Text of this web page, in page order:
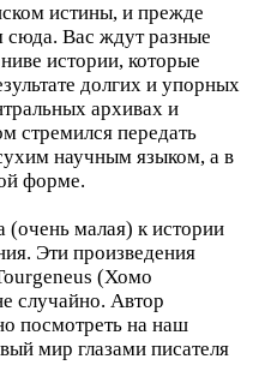
истины, и прежде
сюда. Вас ждут разные
истории, которые
долгих и упорных
архивах и
стремился передать
научным языком, а в
форме.
(очень малая) к истории
Эти произведения
(Хомо
случайно. Автор
посмотреть на наш
мир глазами писателя